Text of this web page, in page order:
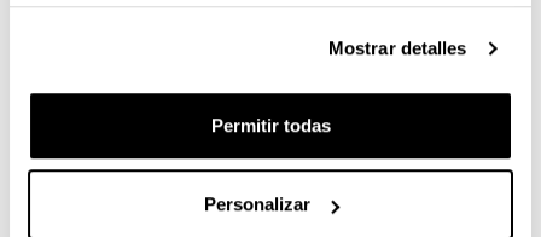
Mostrar detalles
Permitir todas
Personalizar
• 9:00: Acto de apertura. José Mª Iruarrizaga.
diputado Foral de Hacienda y Finanzas de Bizkaia.
Presidente de la Asociación para la promoción y
difusión delConcierto Económico Ad Concordiam.